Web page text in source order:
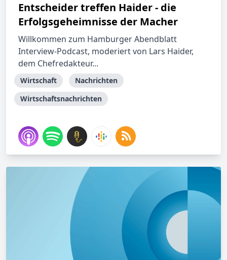
Entscheider treffen Haider - die
Erfolgsgeheimnisse der Macher
Willkommen zum Hamburger Abendblatt
Interview-Podcast, moderiert von Lars Haider,
dem Chefredakteur...
Wirtschaft
Nachrichten
Wirtschaftsnachrichten